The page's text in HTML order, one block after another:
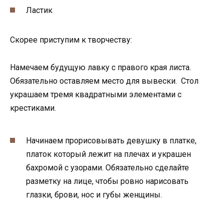
Ластик
Скорее приступим к творчеству:
Намечаем будущую лавку с правого края листа.
Обязательно оставляем место для вывески. Стол
украшаем тремя квадратными элементами с
крестиками.
Начинаем прорисовывать девушку в платке,
платок который лежит на плечах и украшен
бахромой с узорами. Обязательно сделайте
разметку на лице, чтобы ровно нарисовать
глазки, брови, нос и губы женщины.